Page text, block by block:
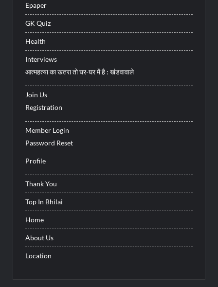
Epaper
GK Quiz
Health
Interviews
आत्महत्या का खतरा तो घर-घर में है : खंडवावाले
Join Us
Registration
Member Login
Password Reset
Profile
Thank You
Top In Bhilai
Home
About Us
Location